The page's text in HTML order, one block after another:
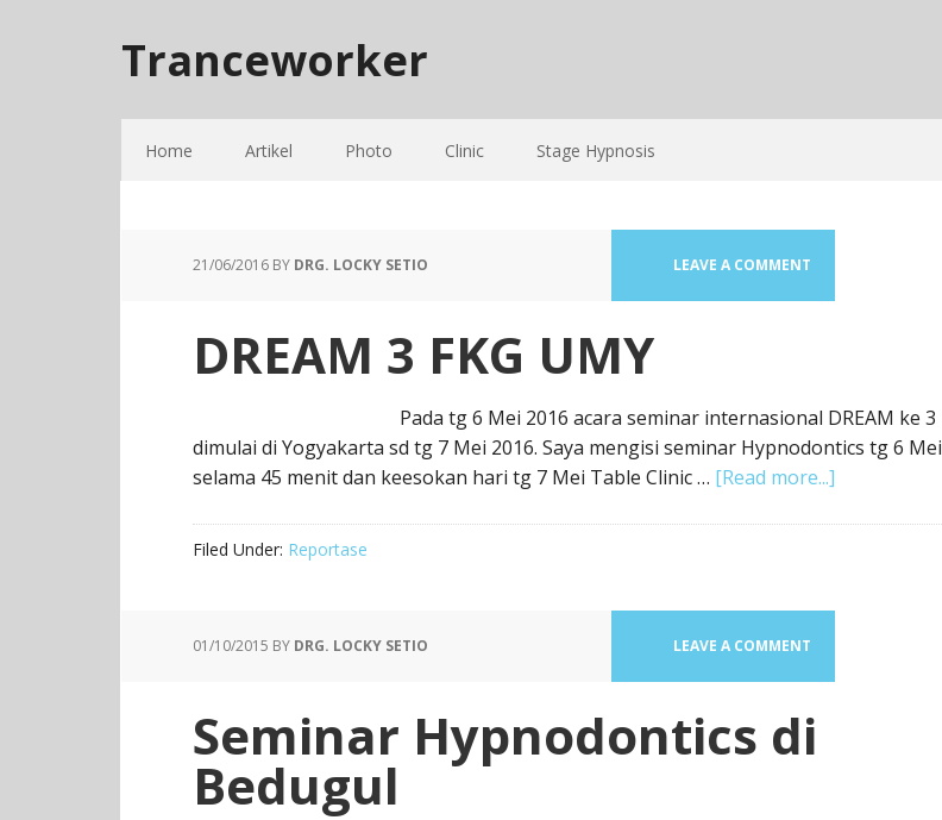
Tranceworker
Home Artikel Photo Clinic Stage Hypnosis
21/06/2016 BY DRG. LOCKY SETIO LEAVE A COMMENT
DREAM 3 FKG UMY
Pada tg 6 Mei 2016 acara seminar internasional DREAM ke 3
dimulai di Yogyakarta sd tg 7 Mei 2016. Saya mengisi seminar Hypnodontics tg 6 Mei
selama 45 menit dan keesokan hari tg 7 Mei Table Clinic … [Read more...]
Filed Under: Reportase
01/10/2015 BY DRG. LOCKY SETIO LEAVE A COMMENT
Seminar Hypnodontics di
Bedugul